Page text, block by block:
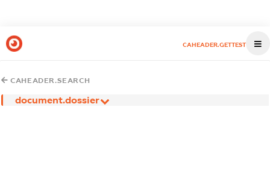
CAHEADER.GETTEST
CAHEADER.SEARCH
document.dossier